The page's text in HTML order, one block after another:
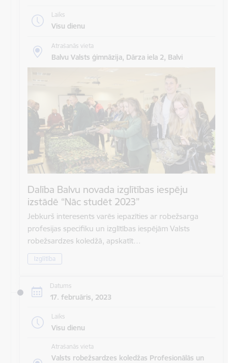
Laiks
Visu dienu
Atrašanās vieta
Balvu Valsts ģimnāzija, Dārza iela 2, Balvi
Dalība Balvu novada izglītības iespēju
izstādē “Nāc studēt 2023”
Jebkurš interesents varēs iepazīties ar robežsarga
profesijas specifiku un izglītības iespējām Valsts
robežsardzes koledžā, apskatīt…
Izglītība
Datums
17. februāris, 2023
Laiks
Visu dienu
Atrašanās vieta
Valsts robežsardzes koledžas Profesionālās un